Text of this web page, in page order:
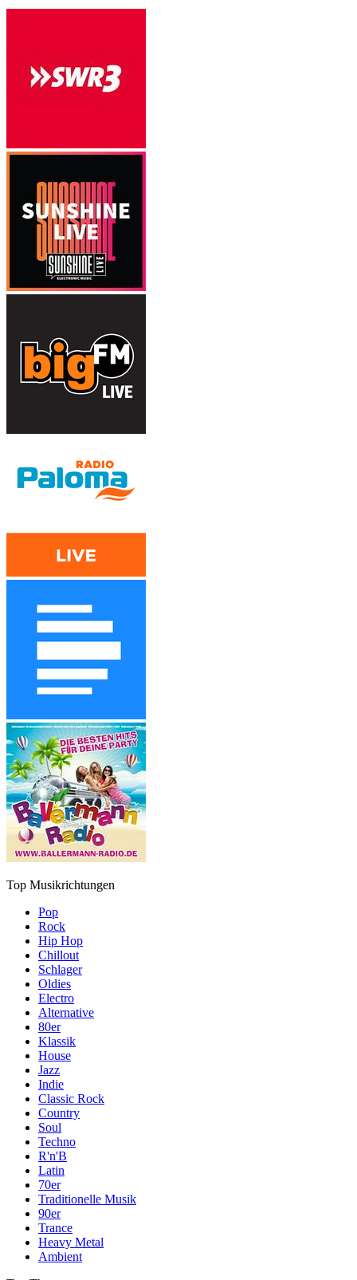
Top Musikrichtungen
Pop
Rock
Hip Hop
Chillout
Schlager
Oldies
Electro
Alternative
80er
Klassik
House
Jazz
Indie
Classic Rock
Country
Soul
Techno
R'n'B
Latin
70er
Traditionelle Musik
90er
Trance
Heavy Metal
Ambient